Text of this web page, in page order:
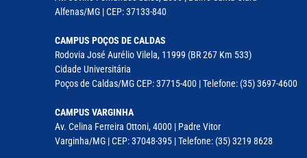
Alfenas/MG | CEP: 37133-840
CAMPUS POÇOS DE CALDAS
Rodovia José Aurélio Vilela, 11999 (BR 267 Km 533)
Cidade Universitária
Poços de Caldas/MG CEP: 37715-400 | Telefone: (35) 3697-4600
CAMPUS VARGINHA
Av. Celina Ferreira Ottoni, 4000 | Padre Vitor
Varginha/MG | CEP: 37048-395 | Telefone: (35) 3219 8628